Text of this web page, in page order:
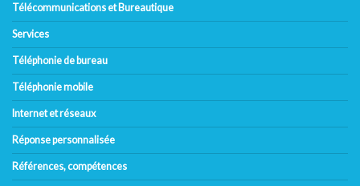
Télécommunications et Bureautique
Services
Téléphonie de bureau
Téléphonie mobile
Internet et réseaux
Réponse personnalisée
Références, compétences